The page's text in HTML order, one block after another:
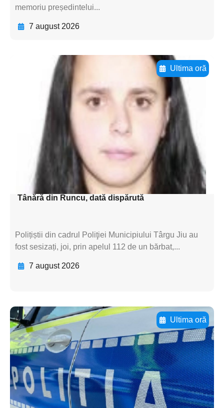
memoriu președintelui...
7 august 2026
Ultima oră
Adaugă aici textul pentru
subtitluAdaugă aici
textul pentru
subtitluAdaugă aici
textul pentru
subtitluAdaugă aici
textul pentru subti
Tânără din Runcu, dată dispărută
Polițiștii din cadrul Poliţiei Municipiului Târgu Jiu au
fost sesizați, joi, prin apelul 112 de un bărbat,...
7 august 2026
Ultima oră
Adaugă aici textul pentru
subtitluAdaugă aici
textul pentru
subtitluAdaugă aici
textul pentru